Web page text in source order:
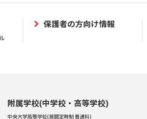
保護者の方向け情報
附属学校(中学校・高等学校)
中央大学高等学校(昼間定時制 普通科)